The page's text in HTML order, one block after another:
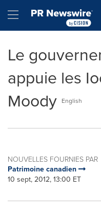
Hamburger menu
Le
appuie les
Moody English
NOUVELLES FOURNIES PAR
Patrimoine canadien
10 sept, 2012, 13:00 ET